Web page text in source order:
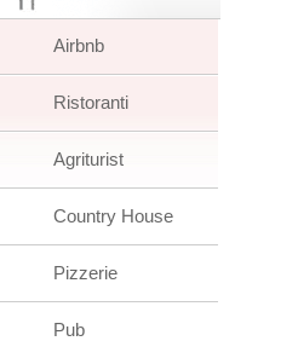
Airbnb
Ristoranti
Agriturist
Country House
Pizzerie
Pub